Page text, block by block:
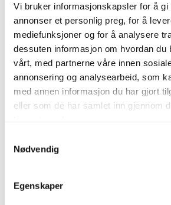
Vi bruker informasjonskapsler for å gi
annonser et personlig preg, for å
mediefunksjoner og for å analysere
dessuten informasjon om hvordan du
vårt, med partnerne våre innen
annonsering og analysearbeid, som
med annen informasjon du har gjort
eller som de har samlet inn gjennom
Nødvendig
Egenskaper
oss selv, derfor har det å unne
svært populært. Men hva betyr
Ordet er latinsk og er en
Per Aqua", som betyr "helse
Før i tiden ble kilder med varmt
brukt som spa. SPA er et
velvære, sinn og naturlig helse
Vi anbefaler timebestilling på
er også mulig å komme innom